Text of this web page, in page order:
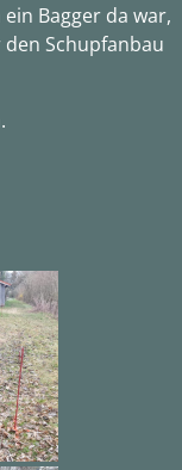
Bagger da war,
Schupfanbau